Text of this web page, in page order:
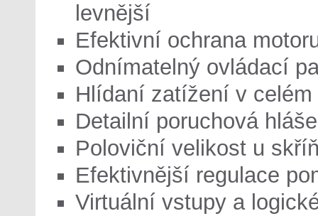
levnější
Efektivní ochrana
Odnímatelný ovládací
Hlídaní zatížení v
Detailní poruchová
Poloviční velikost u
Efektivnější regulace
Virtuální vstupy a